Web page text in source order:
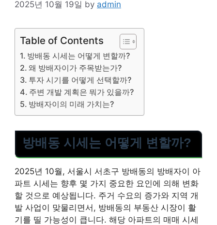
2025년 10월 19일 by admin
Table of Contents
방배동 시세는 어떻게 변할까?
왜 방배자이가 주목받는가?
투자 시기를 어떻게 선택할까?
주변 개발 계획은 뭐가 있을까?
방배자이의 미래 가치는?
방배동 시세는 어떻게 변할까?
2025년 10월, 서울시 서초구 방배동의 방배자이 아
파트 시세는 향후 몇 가지 중요한 요인에 의해 변화
할 것으로 예상됩니다. 주거 수요의 증가와 지역 개
발 사업이 맞물리면서, 방배동의 부동산 시장이 활
기를 띨 가능성이 큽니다. 해당 아파트의 매매 시세